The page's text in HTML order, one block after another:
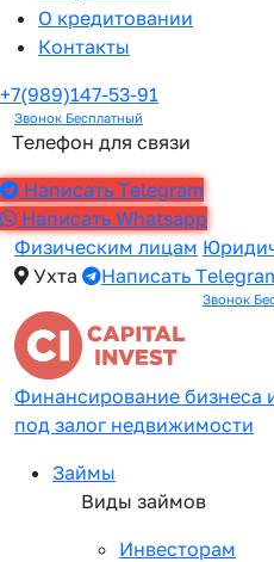
О кредитовании
Контакты
+7(989)147-53-91
Звонок Бесплатный
Телефон для связи
Написать Telegram
Написать Whatsapp
Физическим лицам
Ухта
Написать
Звонок
Финансирование бизнеса
под залог недвижимости
Займы
Виды займов
Инвесторам